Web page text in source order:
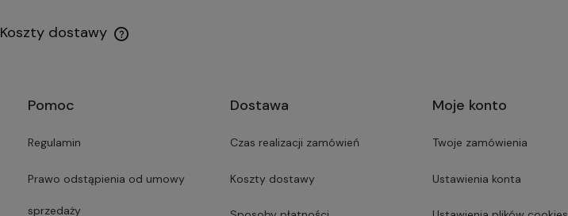
Koszty dostawy
Pomoc
Regulamin
Prawo odstąpienia od umowy
sprzedaży
Dostawa
Czas realizacji zamówień
Koszty dostawy
Moje konto
Twoje zamówienia
Ustawienia konta